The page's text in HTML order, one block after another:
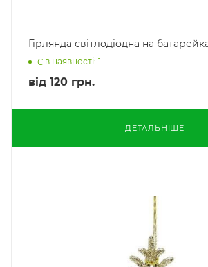
Гірлянда світлодіодна на
Є в наявності: 1
від 120 грн.
ДЕТАЛЬНІШЕ